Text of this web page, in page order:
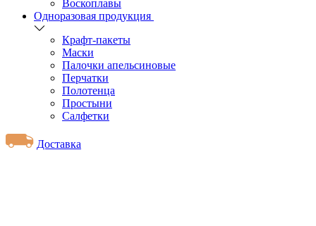
Воскоплавы
Одноразовая продукция
Крафт-пакеты
Маски
Палочки апельсиновые
Перчатки
Полотенца
Простыни
Салфетки
Доставка